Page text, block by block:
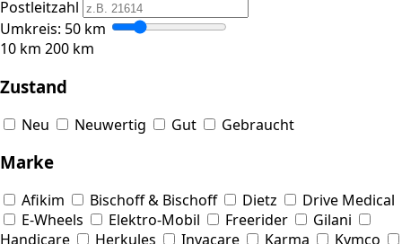
Postleitzahl
Umkreis: 50 km
10 km 200 km
Zustand
Neu Neuwertig Gut Gebraucht
Marke
Afikim Bischoff & Bischoff Dietz
Drive Medical
E-Wheels
Elektro-Mobil Freerider
Gilani
Handicare
Herkules Invacare Karma
Kymco